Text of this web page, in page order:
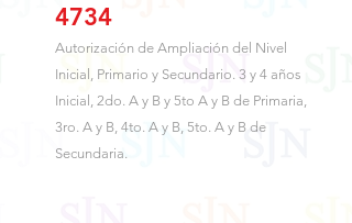
4734
Autorización de Ampliación del Nivel
Inicial, Primario y Secundario. 3 y 4 años
Inicial, 2do. A y B y 5to A y B de Primaria,
3ro. A y B, 4to. A y B, 5to. A y B de
Secundaria.